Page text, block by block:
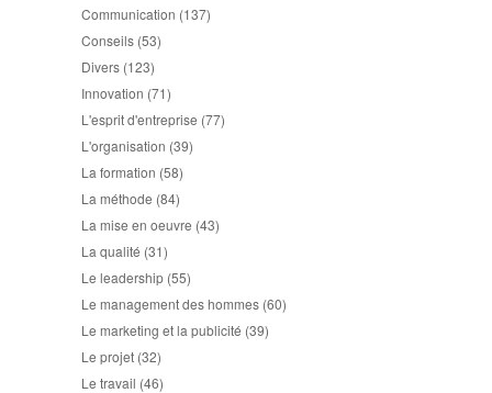
Communication (137)
Conseils (53)
Divers (123)
Innovation (71)
L'esprit d'entreprise (77)
L'organisation (39)
La formation (58)
La méthode (84)
La mise en oeuvre (43)
La qualité (31)
Le leadership (55)
Le management des hommes (60)
Le marketing et la publicité (39)
Le projet (32)
Le travail (46)